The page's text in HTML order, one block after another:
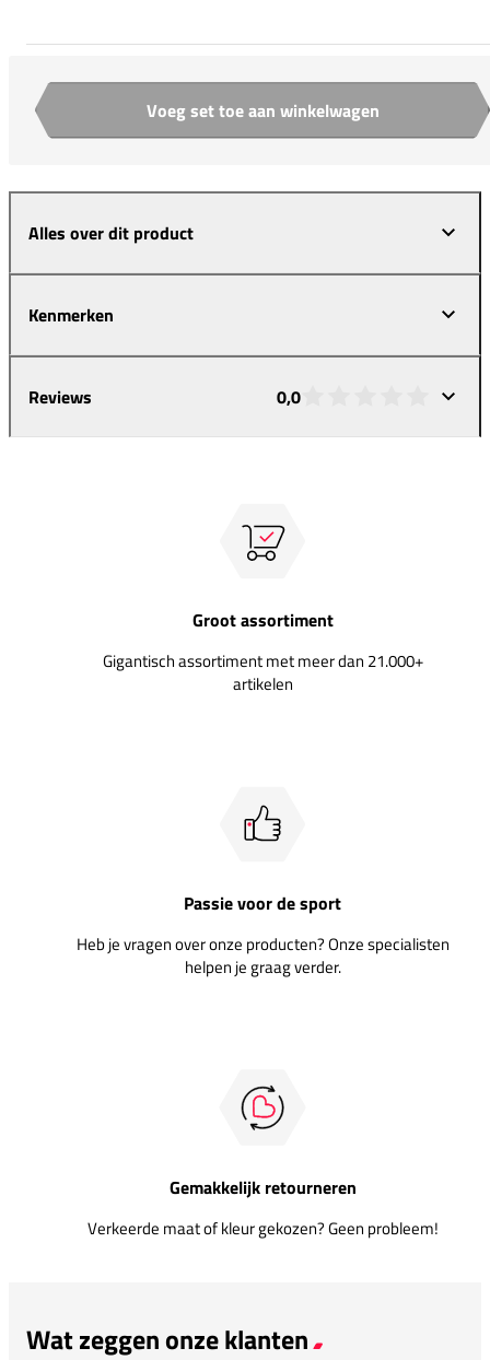
Aantal Voeg set toe aan winkelwagen
Alles over dit product
Kenmerken
Reviews 0,0
Groot assortiment
Gigantisch assortiment met meer dan 21.000+
artikelen
Passie voor de sport
Heb je vragen over onze producten? Onze specialisten
helpen je graag verder.
Gemakkelijk retourneren
Verkeerde maat of kleur gekozen? Geen probleem!
Wat zeggen onze klanten